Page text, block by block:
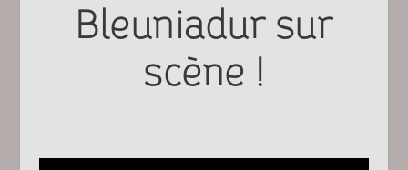
Bleuniadur sur
scène !